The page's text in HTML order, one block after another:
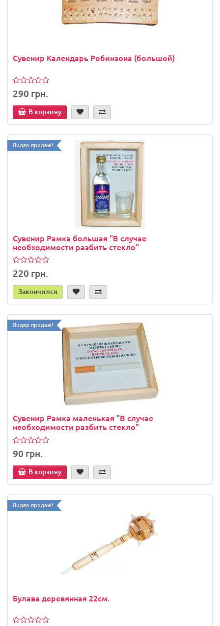
Сувенир Календарь Робинзона (большой)
290 грн.
В корзину
Лидер продаж!
Сувенир Рамка большая "В случае
необходимости разбить стекло"
220 грн.
Закончился
Лидер продаж!
Сувенир Рамка маленькая "В случае
необходимости разбить стекло"
90 грн.
В корзину
Лидер продаж!
Булава деревянная 22см.